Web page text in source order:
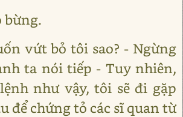
bừng.
vứt bỏ tôi sao? - Ngừng
ta nói tiếp - Tuy nhiên,
như vậy, tôi sẽ đi gặp
để chứng tỏ các sĩ quan từ